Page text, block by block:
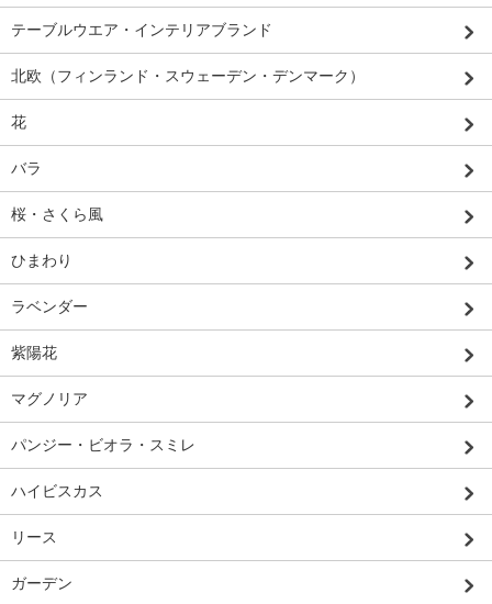
テーブルウエア・インテリアブランド
北欧（フィンランド・スウェーデン・デンマーク）
花
バラ
桜・さくら風
ひまわり
ラベンダー
紫陽花
マグノリア
パンジー・ビオラ・スミレ
ハイビスカス
リース
ガーデン